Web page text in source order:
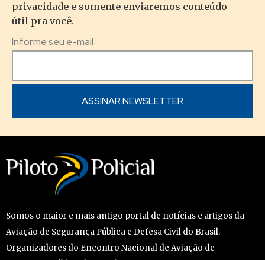
privacidade e somente enviaremos conteúdo
útil pra você.
Informe seu e-mail
Somos o maior e mais antigo portal de notícias e artigos da
Aviação de Segurança Pública e Defesa Civil do Brasil.
Organizadores do Encontro Nacional de Aviação de